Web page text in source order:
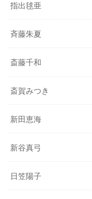
指出毬亜
斉藤朱夏
斎藤千和
斎賀みつき
新田恵海
新谷真弓
日笠陽子